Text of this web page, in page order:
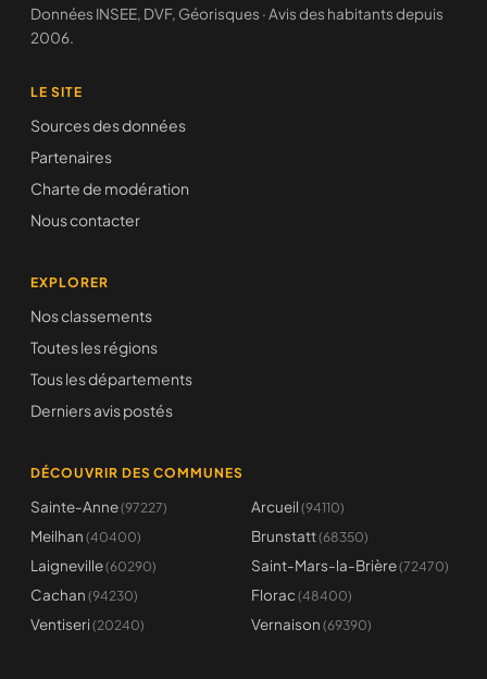
Données INSEE, DVF, Géorisques · Avis des habitants depuis
2006.
LE SITE
Sources des données
Partenaires
Charte de modération
Nous contacter
EXPLORER
Nos classements
Toutes les régions
Tous les départements
Derniers avis postés
DÉCOUVRIR DES COMMUNES
Sainte-Anne(97227) Arcueil (94110)
Meilhan (40400) Brunstatt(68350)
Laigneville(60290) Saint-Mars-la-Brière(72470)
Cachan (94230) Florac (48400)
Ventiseri (20240) Vernaison (69390)